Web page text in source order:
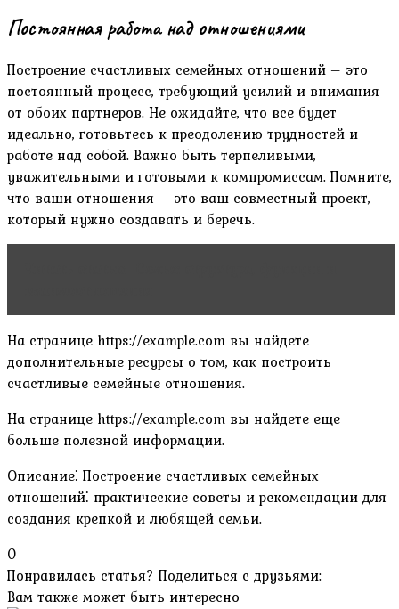
Постоянная работа над отношениями
Построение счастливых семейных отношений – это
постоянный процесс, требующий усилий и внимания
от обоих партнеров. Не ожидайте, что все будет
идеально, готовьтесь к преодолению трудностей и
работе над собой. Важно быть терпеливыми,
уважительными и готовыми к компромиссам. Помните,
что ваши отношения – это ваш совместный проект,
который нужно создавать и беречь.
На странице https://example.com вы найдете
дополнительные ресурсы о том, как построить
счастливые семейные отношения.
На странице https://example.com вы найдете еще
больше полезной информации.
Описание⁚ Построение счастливых семейных
отношений⁚ практические советы и рекомендации для
создания крепкой и любящей семьи.
0
Понравилась статья? Поделиться с друзьями:
Вам также может быть интересно